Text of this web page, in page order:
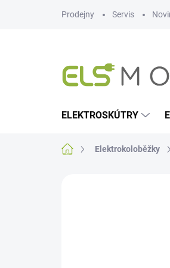
Prodejny Servis
ELEKTROSKÚTRY
Domů Elektrokoloběžky